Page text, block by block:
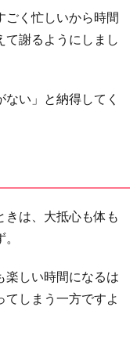
ごく忙しいから時間
て謝るようにしまし
い」と納得してく
きは、大抵心も体も
楽しい時間になるは
しまう一方ですよ